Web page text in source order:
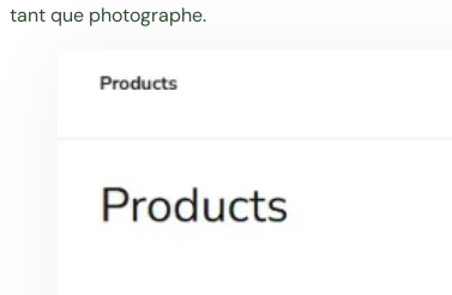
tant que photographe.